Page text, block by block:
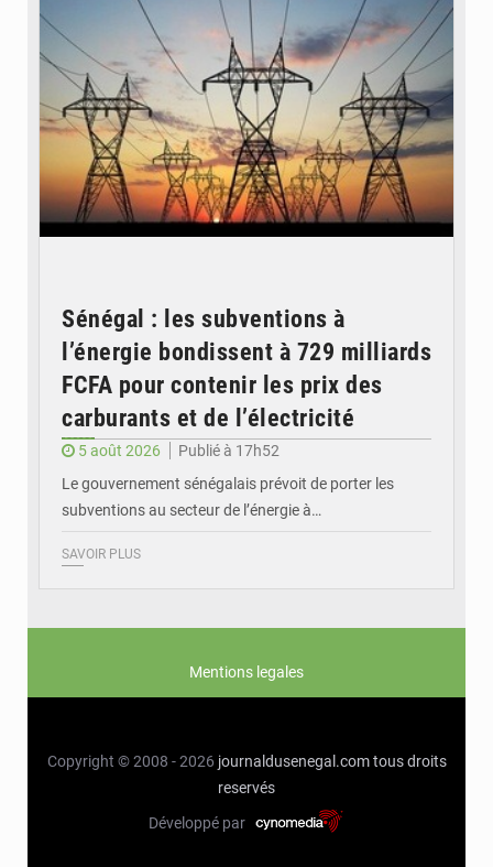
Sénégal : les subventions à
l’énergie bondissent à 729 milliards
FCFA pour contenir les prix des
carburants et de l’électricité
5 août 2026
Publié à 17h52
Le gouvernement sénégalais prévoit de porter les
subventions au secteur de l’énergie à…
SAVOIR PLUS
Mentions legales
Copyright © 2008 - 2026 journaldusenegal.com tous droits
reservés
Développé par